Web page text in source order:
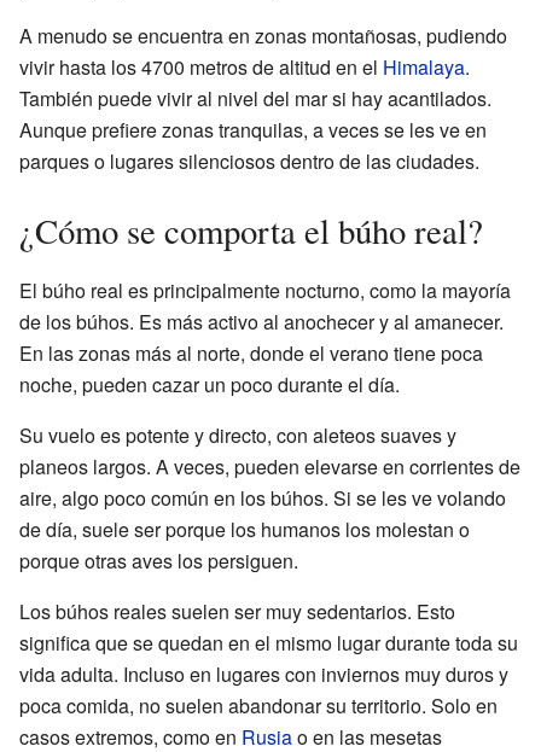
A menudo se encuentra en zonas montañosas, pudiendo
vivir hasta los 4700 metros de altitud en el Himalaya.
También puede vivir al nivel del mar si hay acantilados.
Aunque prefiere zonas tranquilas, a veces se les ve en
parques o lugares silenciosos dentro de las ciudades.
¿Cómo se comporta el búho real?
El búho real es principalmente nocturno, como la mayoría
de los búhos. Es más activo al anochecer y al amanecer.
En las zonas más al norte, donde el verano tiene poca
noche, pueden cazar un poco durante el día.
Su vuelo es potente y directo, con aleteos suaves y
planeos largos. A veces, pueden elevarse en corrientes de
aire, algo poco común en los búhos. Si se les ve volando
de día, suele ser porque los humanos los molestan o
porque otras aves los persiguen.
Los búhos reales suelen ser muy sedentarios. Esto
significa que se quedan en el mismo lugar durante toda su
vida adulta. Incluso en lugares con inviernos muy duros y
poca comida, no suelen abandonar su territorio. Solo en
casos extremos, como en Rusiao en las mesetas